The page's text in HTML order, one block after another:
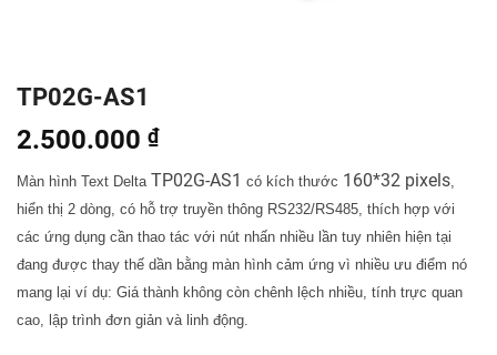
TP02G-AS1
2.500.000 ₫
Màn hình Text Delta TP02G-AS1 có kích thước 160*32 pixels,
hiển thị 2 dòng, có hỗ trợ truyền thông RS232/RS485, thích hợp với
các ứng dụng cần thao tác với nút nhấn nhiều lần tuy nhiên hiện tại
đang được thay thế dần bằng màn hình cảm ứng vì nhiều ưu điểm nó
mang lại ví dụ: Giá thành không còn chênh lệch nhiều, tính trực quan
cao, lập trình đơn giản và linh động.